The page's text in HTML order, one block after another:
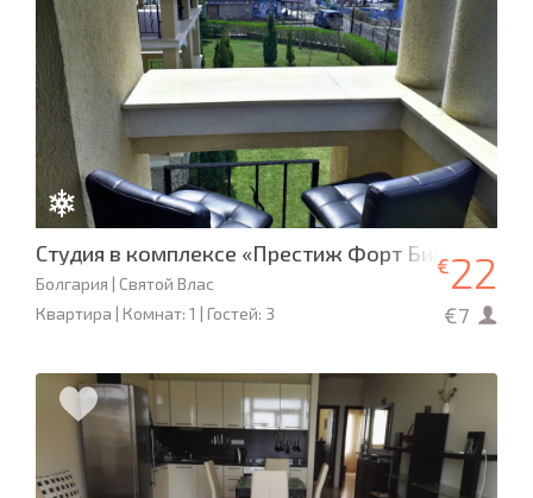
Студия в комплексе «Престиж Форт Бич»
Болгария | Святой Влас
Квартира | Комнат: 1 | Гостей: 3
€22
€7